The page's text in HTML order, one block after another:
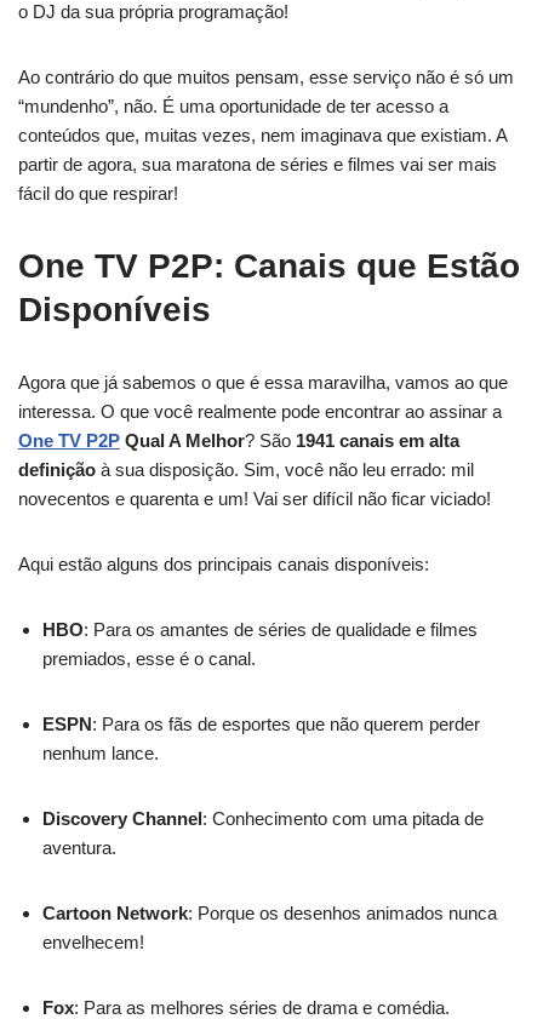
o DJ da sua própria programação!
Ao contrário do que muitos pensam, esse serviço não é só um
“mundenho”, não. É uma oportunidade de ter acesso a
conteúdos que, muitas vezes, nem imaginava que existiam. A
partir de agora, sua maratona de séries e filmes vai ser mais
fácil do que respirar!
One TV P2P: Canais que Estão
Disponíveis
Agora que já sabemos o que é essa maravilha, vamos ao que
interessa. O que você realmente pode encontrar ao assinar a
One TV P2P Qual A Melhor? São 1941 canais em alta
definição à sua disposição. Sim, você não leu errado: mil
novecentos e quarenta e um! Vai ser difícil não ficar viciado!
Aqui estão alguns dos principais canais disponíveis:
HBO: Para os amantes de séries de qualidade e filmes
premiados, esse é o canal.
ESPN: Para os fãs de esportes que não querem perder
nenhum lance.
Discovery Channel: Conhecimento com uma pitada de
aventura.
Cartoon Network: Porque os desenhos animados nunca
envelhecem!
Fox: Para as melhores séries de drama e comédia.